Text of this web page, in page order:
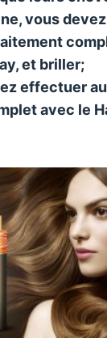
vous
et briller;
effectuer
avec le